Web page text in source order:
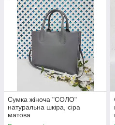
Сумка жіноча "СОЛО"
натуральна шкіра, сіра
матова